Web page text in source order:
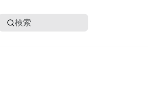
検索